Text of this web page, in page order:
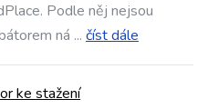
Podle něj nejsou
ná ... číst dále
ke stažení